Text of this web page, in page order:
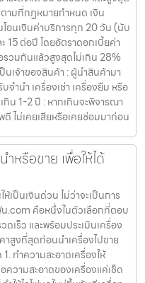
ามที่กฏหมายกำหนด เงิน
อนเงินค่าบริการทุก 20 วัน (นับ
15 ต่อปี โดยอัตราดอกเบี้ยค่า
รวมกันแล้วสูงสุดไม่เกิน 28%
นเจ้าของสินค้า : ผู้นำสินค้ามา
จำนำ เครื่องเช่า เครื่องยืม หรือ
น 1-2 ปี : หากเกินจะพิจารณา
ไม่เคยเสียหรือเคยซ่อมมาก่อน
หรือขาย เพื่อให้ได้
เป็นเงินด่วน ไม่ว่าจะเป็นการ
น.com คือหนึ่งในตัวเลือกที่ตอบ
ดเร็ว และพร้อมประเมินเครื่อง
าสูงที่สุดก่อนนำเครื่องไปขาย
ทำความสะอาดเครื่องให้
วามสะอาดของเครื่องแค่เช็ด